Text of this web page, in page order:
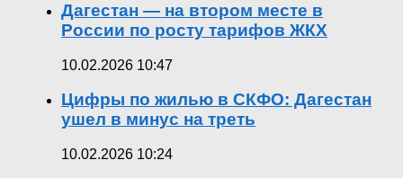
Дагестан — на втором месте в
России по росту тарифов ЖКХ
10.02.2026 10:47
Цифры по жилью в СКФО: Дагестан
ушел в минус на треть
10.02.2026 10:24